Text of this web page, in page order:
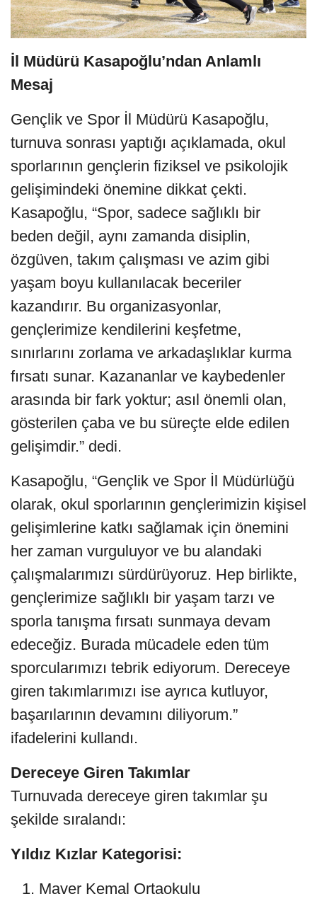
İl Müdürü Kasapoğlu’ndan Anlamlı
Mesaj
Gençlik ve Spor İl Müdürü Kasapoğlu,
turnuva sonrası yaptığı açıklamada, okul
sporlarının gençlerin fiziksel ve psikolojik
gelişimindeki önemine dikkat çekti.
Kasapoğlu, “Spor, sadece sağlıklı bir
beden değil, aynı zamanda disiplin,
özgüven, takım çalışması ve azim gibi
yaşam boyu kullanılacak beceriler
kazandırır. Bu organizasyonlar,
gençlerimize kendilerini keşfetme,
sınırlarını zorlama ve arkadaşlıklar kurma
fırsatı sunar. Kazananlar ve kaybedenler
arasında bir fark yoktur; asıl önemli olan,
gösterilen çaba ve bu süreçte elde edilen
gelişimdir.” dedi.
Kasapoğlu, “Gençlik ve Spor İl Müdürlüğü
olarak, okul sporlarının gençlerimizin kişisel
gelişimlerine katkı sağlamak için önemini
her zaman vurguluyor ve bu alandaki
çalışmalarımızı sürdürüyoruz. Hep birlikte,
gençlerimize sağlıklı bir yaşam tarzı ve
sporla tanışma fırsatı sunmaya devam
edeceğiz. Burada mücadele eden tüm
sporcularımızı tebrik ediyorum. Dereceye
giren takımlarımızı ise ayrıca kutluyor,
başarılarının devamını diliyorum.”
ifadelerini kullandı.
Dereceye Giren Takımlar
Turnuvada dereceye giren takımlar şu
şekilde sıralandı:
Yıldız Kızlar Kategorisi:
Maver Kemal Ortaokulu